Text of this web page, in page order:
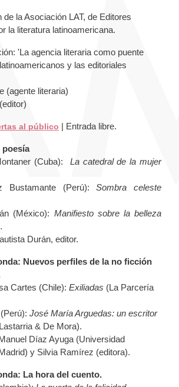
de la Asociación LAT, de Editores
la literatura latinoamericana.
'La agencia literaria como puente
y las editoriales
(agente literaria)
al público | Entrada libre.
poesía
(Cuba): La catedral de la mujer
Bustamante (Perú):Sombra celeste
(México): Manifiesto sobre la belleza
Durán, editor.
Nuevos perfiles de la no ficción
Cartes (Chile): Exiliadas (La Parcería
José María Arguedas: un escritor
& De Mora).
Díaz Ayuga (Universidad
y Silvia Ramírez (editora).
La hora del cuento.